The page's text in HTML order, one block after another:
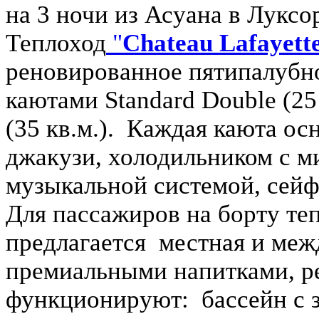
на 3 ночи из Асуана в
Теплоход "Chateau
реновированное
каютами Standard Double
(35 кв.м.). Каждая каюта
джакузи, холодильником с
музыкальной системой,
Для пассажиров на борту
предлагается местная и
премиальными напитками,
функционируют: бассейн с